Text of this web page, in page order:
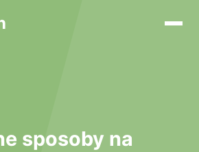
sposoby na